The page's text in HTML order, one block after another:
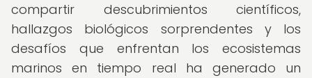
compartir descubrimientos científicos,
hallazgos biológicos sorprendentes y los
desafíos que enfrentan los ecosistemas
marinos en tiempo real ha generado un